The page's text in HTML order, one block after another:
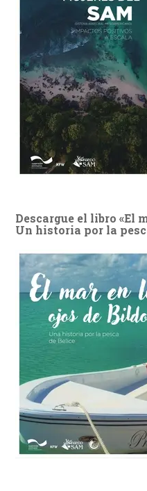
Descargue el libro «El
Un historia por la